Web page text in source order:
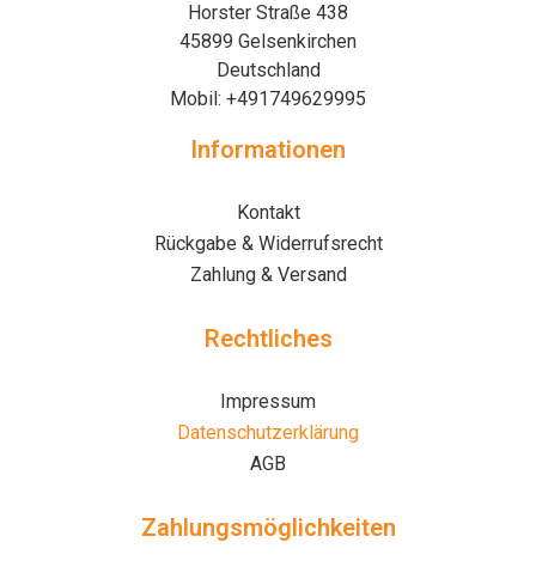
Horster Straße 438
45899 Gelsenkirchen
Deutschland
Mobil: +491749629995
Informationen
Kontakt
Rückgabe & Widerrufsrecht
Zahlung & Versand
Rechtliches
Impressum
Datenschutzerklärung
AGB
Zahlungsmöglichkeiten